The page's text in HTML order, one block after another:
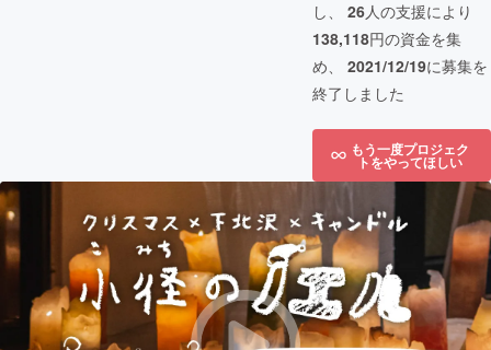
し、 26人の支援により
138,118円の資金を集
め、 2021/12/19に募集を
終了しました
もう一度プロジェク
トをやってほしい